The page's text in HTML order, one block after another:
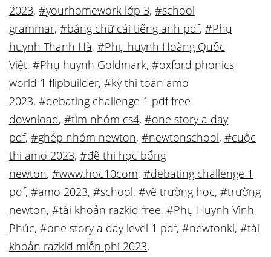
2023, #yourhomework lớp 3, #school
grammar, #bảng chữ cái tiếng anh pdf, #Phụ
huynh Thanh Hà, #Phụ huynh Hoàng Quốc
Việt, #Phụ huynh Goldmark, #oxford phonics
world 1 flipbuilder, #kỳ thi toán amo
2023, #debating challenge 1 pdf free
download, #tìm nhóm cs4, #one story a day
pdf, #ghép nhóm newton, #newtonschool, #cuộc
thi amo 2023, #đề thi học bổng
newton, #www.hoc10com, #debating challenge 1
pdf, #amo 2023, #school, #vẽ trường học, #trường
newton, #tài khoản razkid free, #Phụ Huynh Vĩnh
Phúc, #one story a day level 1 pdf, #newtonki, #tài
khoản razkid miễn phí 2023,